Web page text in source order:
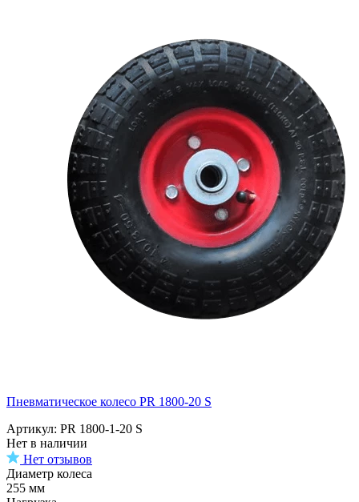
Пневматическое колесо PR 1800-20 S
Артикул: PR 1800-1-20 S
Нет в наличии
Нет отзывов
Диаметр колеса
255 мм